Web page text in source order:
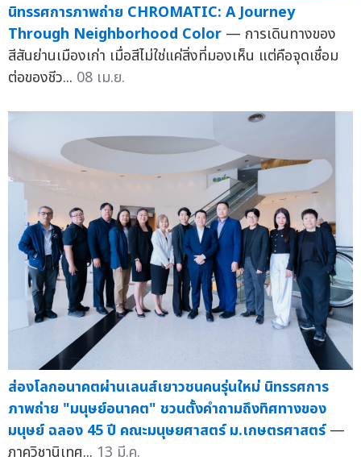
นิทรรศการภาพถ่าย CHROMATIC: A Journey
Through Neighborhood Color — การเดินทางของ
สีสันย่านเมืองเก่า เมื่อสีไม่ใช่แค่สิ่งที่มองเห็น แต่คือจุดเชื่อม
ต่อของชีว... 08 เม.ย.
ส่องโลกอนาคตผ่านเลนส์เยาวชนคนรุ่นใหม่ นิทรรศการ
ภาพถ่าย "มนุษย์อนาคต" ชวนตั้งคำถามถึงทิศทางของ
มนุษย์ ฉลอง 45 ปี คณะมนุษยศาสตร์ ม.เกษตรศาสตร์ —
ภาควิชานิเทศ... 13 มี.ค.